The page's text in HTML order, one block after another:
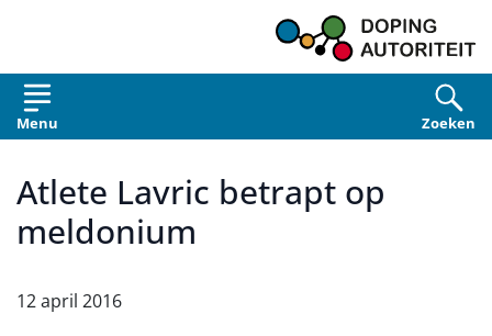
Menu Zoeken
Atlete Lavric betrapt op
meldonium
12 april 2016